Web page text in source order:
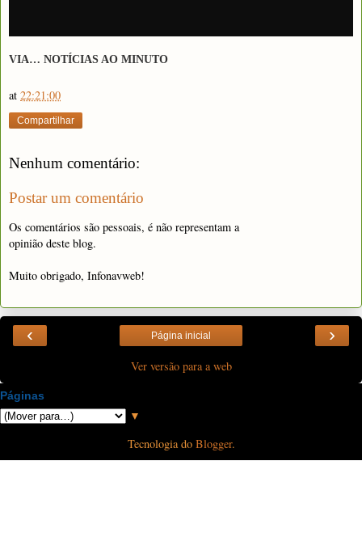
VIA… NOTÍCIAS AO MINUTO
at 22:21:00
Compartilhar
Nenhum comentário:
Postar um comentário
Os comentários são pessoais, é não representam a
opinião deste blog.
Muito obrigado, Infonavweb!
‹ ›
Página inicial
Ver versão para a web
Páginas
▼
Tecnologia do Blogger.